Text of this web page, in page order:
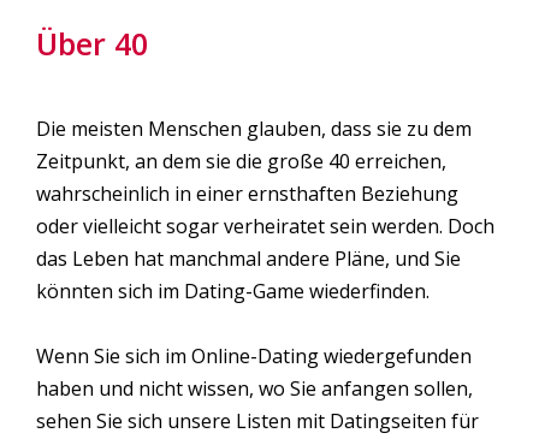
Über 40
Die meisten Menschen glauben, dass sie zu dem
Zeitpunkt, an dem sie die große 40 erreichen,
wahrscheinlich in einer ernsthaften Beziehung
oder vielleicht sogar verheiratet sein werden. Doch
das Leben hat manchmal andere Pläne, und Sie
könnten sich im Dating-Game wiederfinden.
Wenn Sie sich im Online-Dating wiedergefunden
haben und nicht wissen, wo Sie anfangen sollen,
sehen Sie sich unsere Listen mit Datingseiten für